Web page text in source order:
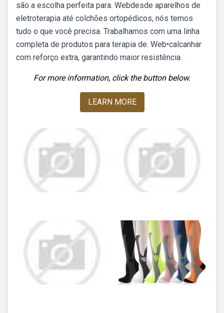
são a escolha perfeita para. Webdesde aparelhos de
eletroterapia até colchões ortopédicos, nós temos
tudo o que você precisa. Trabalhamos com uma linha
completa de produtos para terapia de. Web•calcanhar
com reforço extra, garantindo maior resistência.
For more information, click the button below.
LEARN MORE